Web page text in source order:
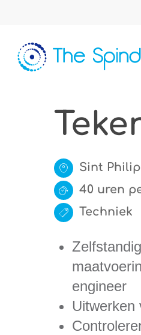
content
Sint
40 uren
Techniek
engineer
Uitwerken